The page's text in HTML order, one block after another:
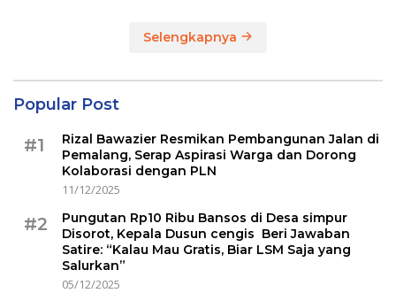
Selengkapnya
Popular Post
#1
Rizal Bawazier Resmikan Pembangunan Jalan di
Pemalang, Serap Aspirasi Warga dan Dorong
Kolaborasi dengan PLN
11/12/2025
#2
Pungutan Rp10 Ribu Bansos di Desa simpur
Disorot, Kepala Dusun cengis Beri Jawaban
Satire: “Kalau Mau Gratis, Biar LSM Saja yang
Salurkan”
05/12/2025